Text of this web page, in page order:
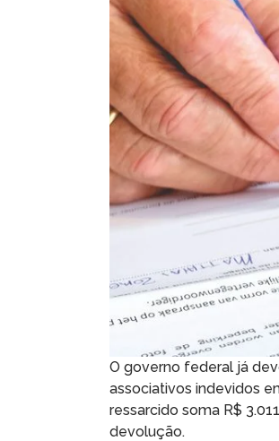
O governo federal já
associativos indevidos
ressarcido soma R$
devolução.